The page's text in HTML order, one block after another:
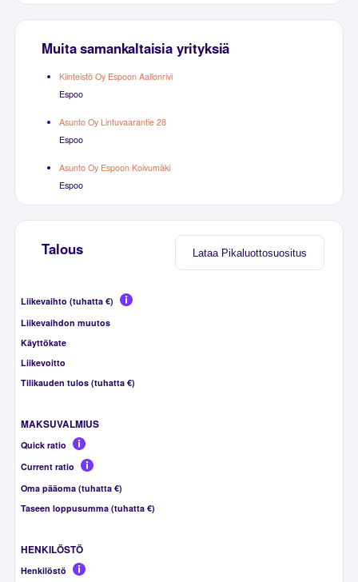
Muita samankaltaisia yrityksiä
Kiinteistö Oy Espoon Aallonrivi
Espoo
Asunto Oy Lintuvaarantie 28
Espoo
Asunto Oy Espoon Koivumäki
Espoo
Lataa Pikaluottosuositus
Talous
Liikevaihto (tuhatta €)
Liikevaihdon muutos
Käyttökate
Liikevoitto
Tilikauden tulos (tuhatta €)
MAKSUVALMIUS
Quick ratio
Current ratio
Oma pääoma (tuhatta €)
Taseen loppusumma (tuhatta €)
HENKILÖSTÖ
Henkilöstö